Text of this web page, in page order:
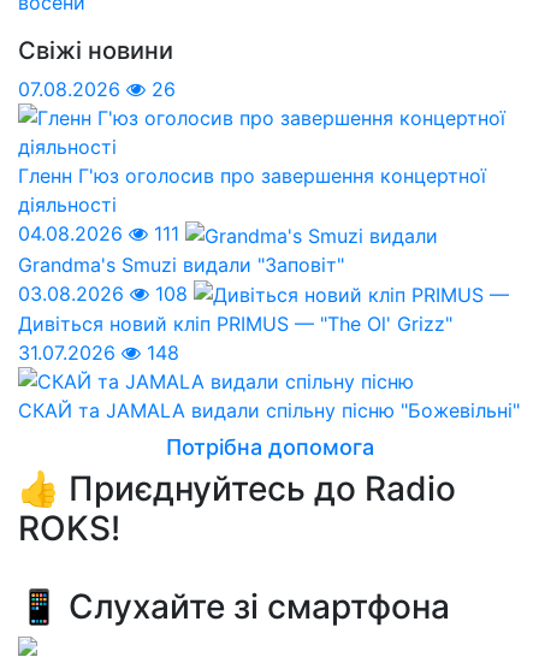
Свіжі новини
07.08.2026 26
Гленн Г'юз оголосив про завершення концертної
діяльності
04.08.2026
111
Grandma's Smuzi видали "Заповіт"
03.08.2026
108
Дивіться новий кліп PRIMUS — "The Ol' Grizz"
31.07.2026
148
СКАЙ та JAMALA видали спільну пісню "Божевільні"
Потрібна допомога
👍 Приєднуйтесь до Radio
ROKS!
📱 Слухайте зі смартфона